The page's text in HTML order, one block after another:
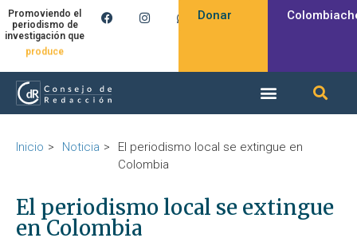
Promoviendo el
periodismo de
investigación que
produce
Donar
Inicio Noticia
El periodismo local se extingue en
Colombia
El periodismo local se extingue
en Colombia